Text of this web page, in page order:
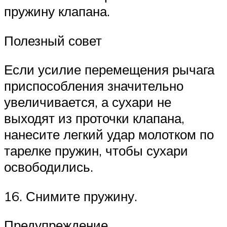
пружину клапана.
Полезный совет
Если усилие перемещения рычага
приспособления значительно
увеличивается, а сухари не
выходят из проточки клапана,
нанесите легкий удар молотком по
тарелке пружин, чтобы сухари
освободились.
16. Снимите пружину.